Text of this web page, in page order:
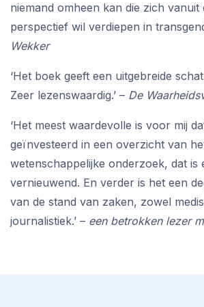
niemand omheen kan die zich vanuit
perspectief wil verdiepen in
Wekker
‘Het boek geeft een uitgebreide
Zeer lezenswaardig.’ – De
‘Het meest waardevolle is voor mij
geïnvesteerd in een overzicht van
wetenschappelijke onderzoek, dat is
vernieuwend. En verder is het een
van de stand van zaken, zowel
journalistiek.’ – een betrokken lezer